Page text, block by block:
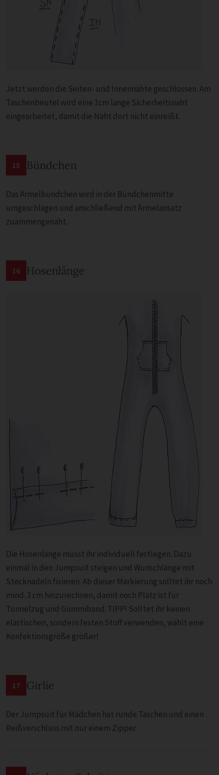
Jetzt werden die Seiten- und Innennähte geschlossen. Am
Taschenbeutel wird eine 1cm lange Sicherheitsnaht
eingearbeitet, damit die Naht dort nicht einreißt.
15 Bündchen
Das Ärmelbündchen wird in der Bündchenmitte
umgeschlagen und anschließend mit Ärmelansatz
zuammengenäht.
16 Hosenlänge
Die Hosenlänge müsst ihr individuell festlegen. Dazu
einmal in den Jumpsuit steigen und Wunschlänge mit
Stecknadeln fixieren. Ab dieser Markierung solltet ihr noch
mind. 3 cm hinzurechnen, damit noch Platz ist für
Tunnelzug und Gummiband. TIPP! Solltet ihr keinen
elastischen, sondern festen Stoff verwenden, wählt eine
Konfektionsgröße größer!
17 Girlie
Der Jumpsuit für Mädchen hat runde Taschen und einen
Reißverschluss mit nur einem Zipper.